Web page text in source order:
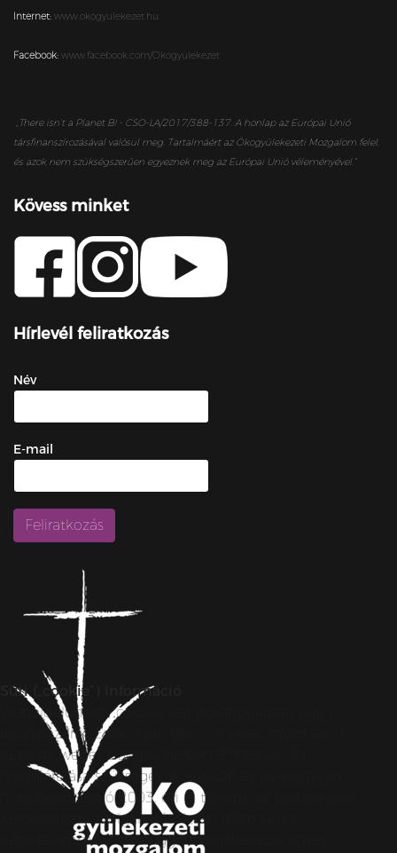
Internet: www.okogyulekezet.hu
Facebook: www.facebook.com/Okogyulekezet
„ There isn’t a Planet B! - CSO-LA/2017/388-137. A honlap az Európai Unió
társfinanszírozásával valósul meg. Tartalmáért az Ökogyülekezeti Mozgalom felel,
és azok nem szükségszerűen egyeznek meg az Európai Unió véleményével.”
Kövess minket
Hírlevél feliratkozás
Név
E-mail
Süti („cookie”) Információ
Weboldalunkon „cookie”-kat (továbbiakban „süti”)
alkalmazunk. Ezek olyan fájlok, melyek információt
tárolnak webes böngészőjében. Ehhez az Ön
hozzájárulása szükséges. A „sütiket” az elektronikus
hírközlésről szóló 2003. évi C. törvény, az elektronikus
kereskedelmi szolgáltatások, az információs
társadalommal összefüggő szolgáltatások egyes